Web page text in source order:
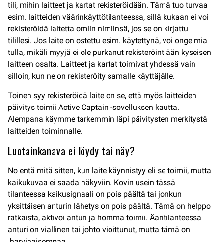
tili, mihin laitteet ja kartat rekisteröidään. Tämä tuo turvaa
esim. laitteiden väärinkäyttötilanteessa, sillä kukaan ei voi
rekisteröidä laitetta omiin nimiinsä, jos se on kirjattu
tilillesi. Jos laite on ostettu esim. käytettynä, voi ongelmia
tulla, mikäli myyjä ei ole purkanut rekisteröintiään kyseisen
laitteen osalta. Laitteet ja kartat toimivat yhdessä vain
silloin, kun ne on rekisteröity samalle käyttäjälle.
Toinen syy rekisteröidä laite on se, että myös laitteiden
päivitys toimii Active Captain -sovelluksen kautta.
Alempana käymme tarkemmin läpi päivitysten merkitystä
laitteiden toiminnalle.
Luotainkanava ei löydy tai näy?
No entä mitä sitten, kun laite käynnistyy eli se toimii, mutta
kaikukuvaa ei saada näkyviin. Kovin usein tässä
tilanteessa kaikusignaali on pois päältä tai jonkun
yksittäisen anturin lähetys on pois päältä. Tämä on helppo
ratkaista, aktivoi anturi ja homma toimii. Ääritilanteessa
anturi on viallinen tai johto vioittunut, mutta tämä on